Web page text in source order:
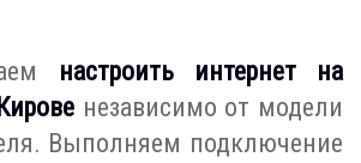
настроить интернет на
независимо от модели
Выполняем подключение